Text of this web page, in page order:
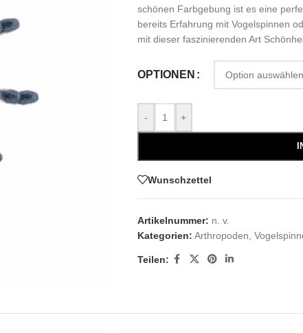
schönen Farbgebung ist es eine
bereits Erfahrung mit Vogelspinnen
mit dieser faszinierenden Art
OPTIONEN
- +
Wunschzettel
Artikelnummer: n. v.
Kategorien: Arthropoden
Teilen: